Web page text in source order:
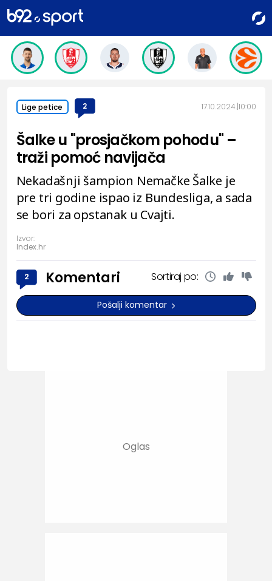
Lige petice 2 17.10.2024. 10:00
Šalke u "prosjačkom pohodu" –
traži pomoć navijača
Nekadašnji šampion Nemačke Šalke je
pre tri godine ispao iz Bundesliga, a sada
se bori za opstanak u Cvajti.
Izvor:
Index.hr
2 Komentari Sortiraj po:
Pošalji komentar